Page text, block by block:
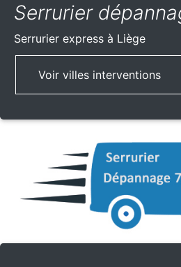
Serrurier
Serrurier express à Liège
Voir villes interventions